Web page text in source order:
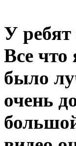
У ребят
Все что
было
очень